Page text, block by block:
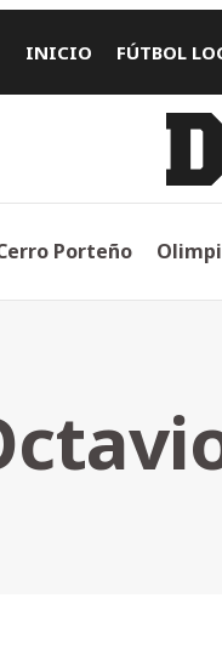
INICIO FÚTBOL
Porteño